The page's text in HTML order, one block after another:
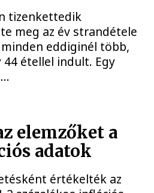
tizenkettedik
meg az év strandétele
eddiginél több,
étellel indult. Egy
elemzőket a
adatok
értékelték az